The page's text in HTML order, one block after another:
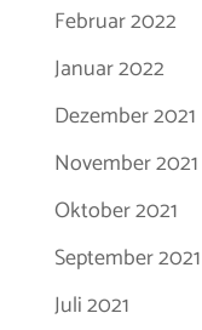
Februar 2022
Januar 2022
Dezember 2021
November 2021
Oktober 2021
September 2021
Juli 2021